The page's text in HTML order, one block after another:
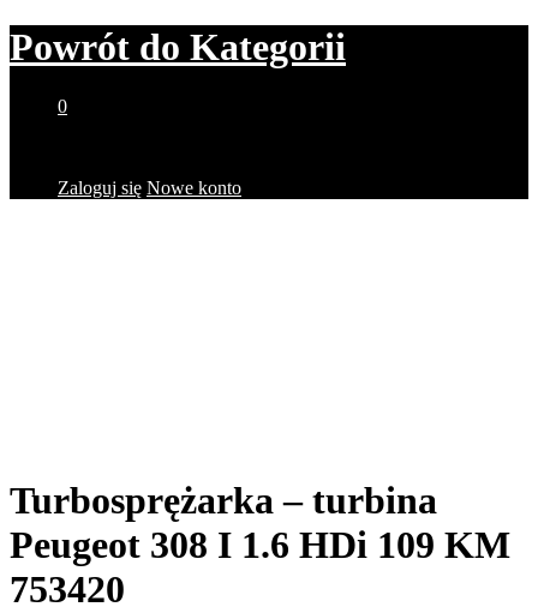
Powrót do Kategorii
0
Zaloguj się Nowe konto
Turbosprężarka – turbina
Peugeot 308 I 1.6 HDi 109 KM
753420